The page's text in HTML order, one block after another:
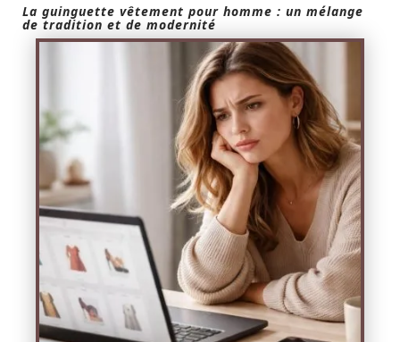
La guinguette vêtement pour homme : un mélange
de tradition et de modernité